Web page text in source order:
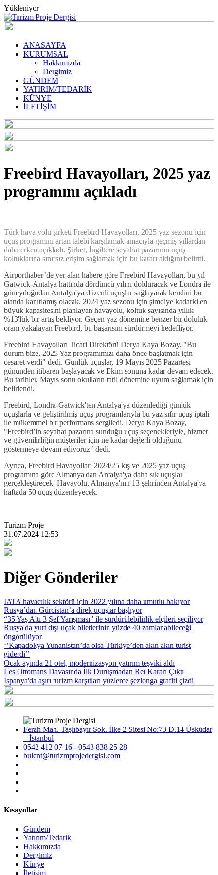
Yükleniyor
ANASAYFA
KURUMSAL
Hakkımızda
Dergimiz
GÜNDEM
YATIRIM/TEDARİK
KÜNYE
İLETİŞİM
Freebird Havayolları, 2025 yaz
programını açıkladı
Türk hava yolu şirketi Freebird Havayolları, 2025 yaz sezonu için
uçuş programını artan talebi karşılamak amacıyla geçmiş yıllardan
daha erken açıkladı. Şirket, İngiltere seyahat pazarının uçuş
koltuklarına sınırsız erişim sağlamak için bu kararı aldığını belirtti.
Airporthaber’de yer alan habere göre Freebird Havayolları, bu yıl
Gatwick-Antalya hattında dördüncü yılını dolduracak ve Londra ile
güneydoğudan Antalya'ya düzenli uçuşlar sağlayarak kendini bu
alanda kanıtlamış olacak. 2024 yaz sezonu için şimdiye kadarki en
büyük kapasitesini planlayan havayolu, koltuk sayısında yıllık
%13'lük bir artış bekliyor. Geçen yaz dönemine benzer bir doluluk
oranı yakalayan Freebird, bu başarısını sürdürmeyi hedefliyor.
Freebird Havayolları Ticari Direktörü Derya Kaya Bozay, "Bu
durum bize, 2025 Yaz programımızı daha önce başlatmak için
cesaret verdi" dedi. Günlük uçuşlar, 19 Mayıs 2025 Pazartesi
gününden itibaren başlayacak ve Ekim sonuna kadar devam edecek.
Bu tarihler, Mayıs sonu okulların tatil dönemine uyum sağlamak için
belirlendi.
Freebird, Londra-Gatwick'ten Antalya'ya düzenlediği günlük
uçuşlarla ve geliştirilmiş uçuş programlarıyla bu yaz sıfır uçuş iptali
ile mükemmel bir performans sergiledi. Derya Kaya Bozay,
"Freebird’in seyahat pazarına sunduğu uçuş seçenekleriyle, hizmet
ve güvenilirliğin müşteriler için ne kadar değerli olduğunu
göstermeye devam ediyoruz" dedi.
Ayrıca, Freebird Havayolları 2024/25 kış ve 2025 yaz uçuş
programına göre Almanya'dan Antalya'ya daha sık uçuşlar
gerçekleştirecek. Havayolu, Almanya'nın 13 şehrinden Antalya'ya
haftada 50 uçuş düzenleyecek.
Turizm Proje
31.07.2024 12:53
Diğer Gönderiler
IATA havacılık sektörü için 2022 yılına daha umutlu bakıyor
Rusya’dan Gürcistan’a direk uçuşlar başlıyor
“35 Yaş Altı 3 Şef Yarışması” ile sürdürülebilirlik elçileri seçiliyor
Rusya'da yurt dışı uçak biletlerinin yüzde 40 zamlanabileceği
öngörülüyor
‘’Kapadokya Yunanistan’da olsa Türkiye’den akın akın turist
giderdi’’
Ocak ayında 21 otel, modernizasyon yatırım teşviki aldı
Les Ottomans Davasında İlk Duruşmadan Ret Kararı Çıktı
İspanya'da aşırı turizm karşıtları yüzlerce şezlonga grafiti çizdi
Ferah Mah. Taşlıbayır Sok. İlke 2 Sitesi No:73 D.14 Üsküdar
– İstanbul
0542 412 07 16 - 0543 838 25 28
bulent@turizmprojedergisi.com
Kısayollar
Gündem
Yatırım/Tedarik
Hakkımızda
Dergimiz
Künye
İletişim